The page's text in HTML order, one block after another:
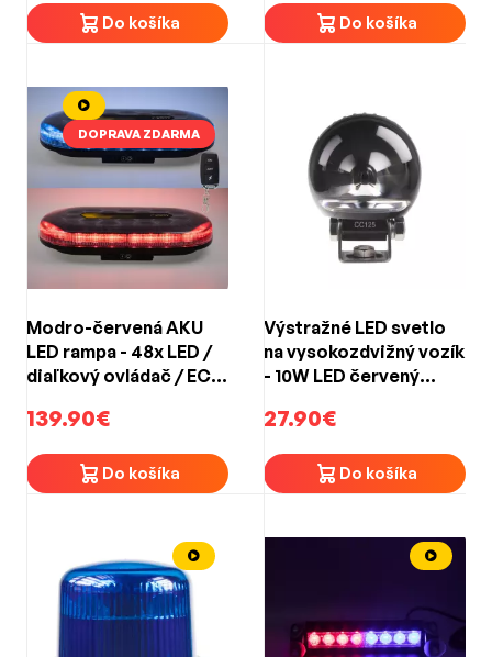
Do košíka Do košíka
DOPRAVA ZDARMA
Modro-červená AKU
LED rampa - 48x LED /
diaľkový ovládač / ECE
(328x186x50mm)
139.90€
Do košíka
Výstražné LED svetlo
na vysokozdvižný vozík
- 10W LED červený
(67x87x56mm)
27.90€
Do košíka